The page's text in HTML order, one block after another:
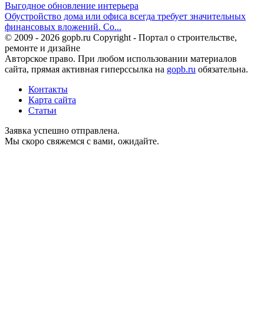
Выгодное обновление интерьера
Обустройство дома или офиса всегда требует значительных
финансовых вложений. Со...
© 2009 - 2026 gopb.ru Copyright - Портал о строительстве,
ремонте и дизайне
Авторское право. При любом использовании материалов
сайта, прямая активная гиперссылка на gopb.ru обязательна.
Контакты
Карта сайта
Статьи
Заявка успешно отправлена.
Мы скоро свяжемся с вами, ожидайте.